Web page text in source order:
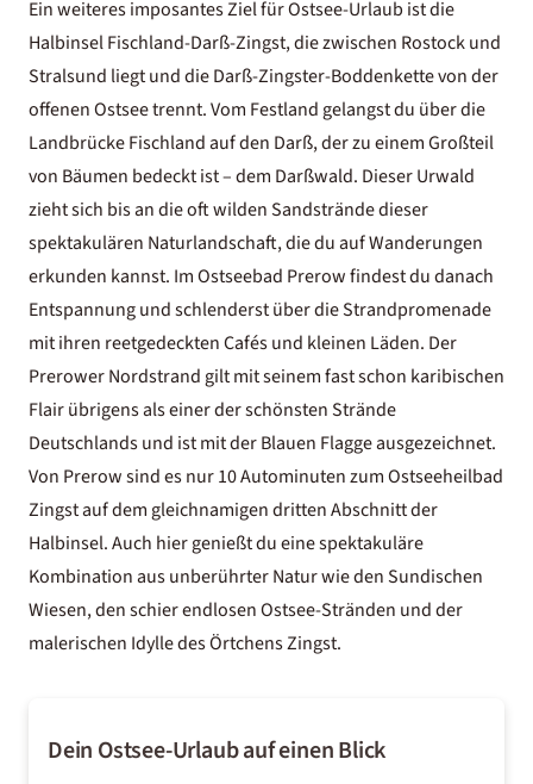
Ein weiteres imposantes Ziel für Ostsee-Urlaub ist die
Halbinsel Fischland-Darß-Zingst, die zwischen Rostock und
Stralsund liegt und die Darß-Zingster-Boddenkette von der
offenen Ostsee trennt. Vom Festland gelangst du über die
Landbrücke Fischland auf den Darß, der zu einem Großteil
von Bäumen bedeckt ist – dem Darßwald. Dieser Urwald
zieht sich bis an die oft wilden Sandstrände dieser
spektakulären Naturlandschaft, die du auf Wanderungen
erkunden kannst. Im Ostseebad Prerow findest du danach
Entspannung und schlenderst über die Strandpromenade
mit ihren reetgedeckten Cafés und kleinen Läden. Der
Prerower Nordstrand gilt mit seinem fast schon karibischen
Flair übrigens als einer der schönsten Strände
Deutschlands und ist mit der Blauen Flagge ausgezeichnet.
Von Prerow sind es nur 10 Autominuten zum Ostseeheilbad
Zingst auf dem gleichnamigen dritten Abschnitt der
Halbinsel. Auch hier genießt du eine spektakuläre
Kombination aus unberührter Natur wie den Sundischen
Wiesen, den schier endlosen Ostsee-Stränden und der
malerischen Idylle des Örtchens Zingst.
Dein Ostsee-Urlaub auf einen Blick